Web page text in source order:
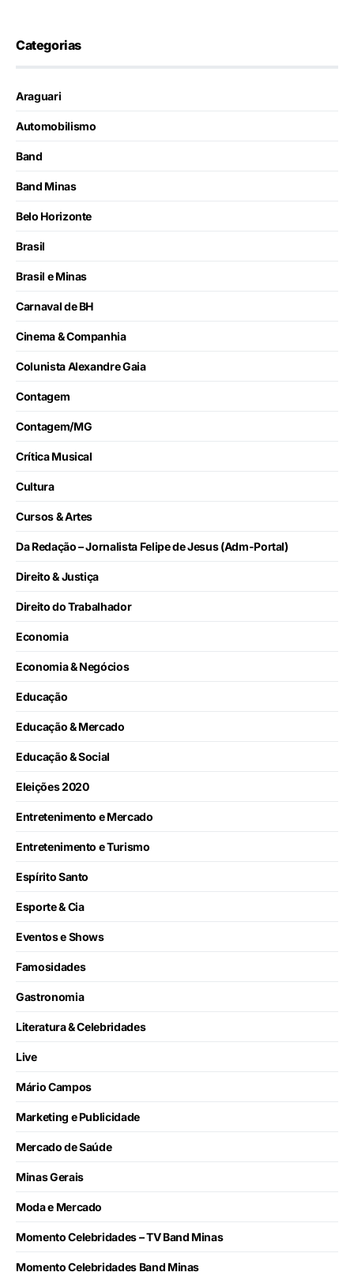
Categorias
Araguari
Automobilismo
Band
Band Minas
Belo Horizonte
Brasil
Brasil e Minas
Carnaval de BH
Cinema & Companhia
Colunista Alexandre Gaia
Contagem
Contagem/MG
Crítica Musical
Cultura
Cursos & Artes
Da Redação – Jornalista Felipe de Jesus (Adm-Portal)
Direito & Justiça
Direito do Trabalhador
Economia
Economia & Negócios
Educação
Educação & Mercado
Educação & Social
Eleições 2020
Entretenimento e Mercado
Entretenimento e Turismo
Espírito Santo
Esporte & Cia
Eventos e Shows
Famosidades
Gastronomia
Literatura & Celebridades
Live
Mário Campos
Marketing e Publicidade
Mercado de Saúde
Minas Gerais
Moda e Mercado
Momento Celebridades – TV Band Minas
Momento Celebridades Band Minas